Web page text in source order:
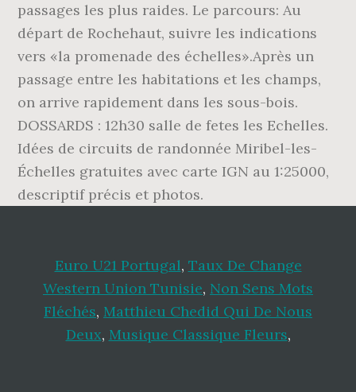
passages les plus raides. Le parcours: Au
départ de Rochehaut, suivre les indications
vers «la promenade des échelles».Après un
passage entre les habitations et les champs,
on arrive rapidement dans les sous-bois.
DOSSARDS : 12h30 salle de fetes les Echelles.
Idées de circuits de randonnée Miribel-les-
Échelles gratuites avec carte IGN au 1:25000,
descriptif précis et photos.
Euro U21 Portugal, Taux De Change
Western Union Tunisie, Non Sens Mots
Fléchés, Matthieu Chedid Qui De Nous
Deux, Musique Classique Fleurs,